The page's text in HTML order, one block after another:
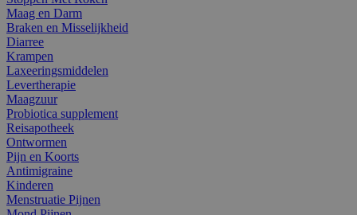
Maag en Darm
Braken en Misselijkheid
Diarree
Krampen
Laxeeringsmiddelen
Levertherapie
Maagzuur
Probiotica supplement
Reisapotheek
Ontwormen
Pijn en Koorts
Antimigraine
Kinderen
Menstruatie Pijnen